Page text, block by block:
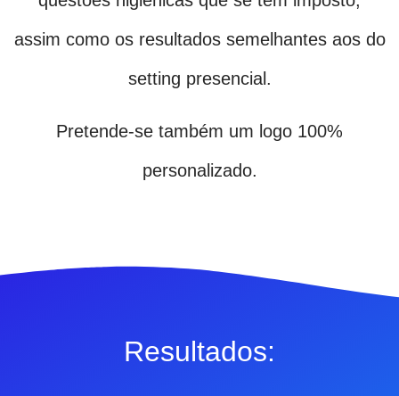
assim como os resultados semelhantes aos do
setting presencial.
Pretende-se também um logo 100%
personalizado.
Resultados: